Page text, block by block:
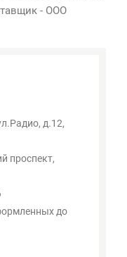
- ООО
д.12,
проспект,
до